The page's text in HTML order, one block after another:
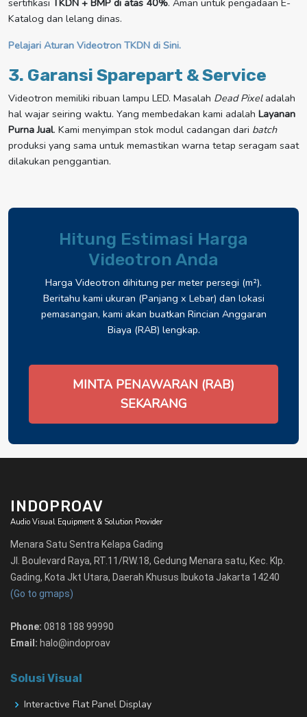
sertifikasi TKDN + BMP di atas 40%. Aman untuk pengadaan E-
Katalog dan lelang dinas.
Pelajari Aturan Videotron TKDN di Sini.
3. Garansi Sparepart & Service
Videotron memiliki ribuan lampu LED. Masalah Dead Pixeladalah
hal wajar seiring waktu. Yang membedakan kami adalah Layanan
Purna Jual. Kami menyimpan stok modul cadangan dari batch
produksi yang sama untuk memastikan warna tetap seragam saat
dilakukan penggantian.
Hitung Estimasi Harga
Videotron Anda
Harga Videotron dihitung per meter persegi (m²).
Beritahu kami ukuran (Panjang x Lebar) dan lokasi
pemasangan, kami akan buatkan Rincian Anggaran
Biaya (RAB) lengkap.
MINTA PENAWARAN (RAB)
SEKARANG
INDOPROAV
Audio Visual Equipment & Solution Provider
Menara Satu Sentra Kelapa Gading
Jl. Boulevard Raya, RT.11/RW.18, Gedung Menara satu, Kec. Klp.
Gading, Kota Jkt Utara, Daerah Khusus Ibukota Jakarta 14240
(Go to gmaps)
Phone: 0818 188 99990
Email: halo@indoproav
Solusi Visual
Interactive Flat Panel Display